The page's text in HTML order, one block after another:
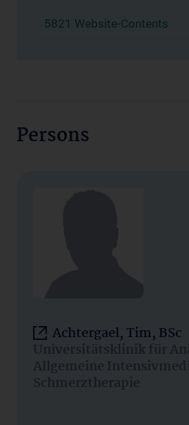
5821 Website-Contents
Persons
Achtergael, Tim, BSc
Universitätsklinik für
Allgemeine
Schmerztherapie